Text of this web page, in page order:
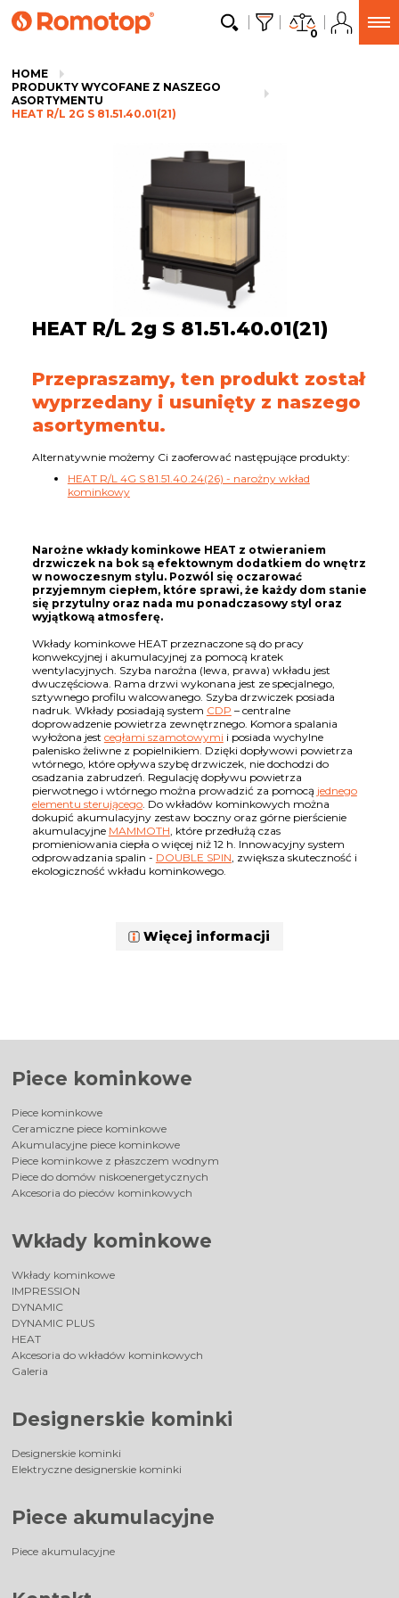
0
HOME
PRODUKTY WYCOFANE Z NASZEGO
ASORTYMENTU
HEAT R/L 2G S 81.51.40.01(21)
HEAT R/L 2g S 81.51.40.01(21)
Przepraszamy, ten produkt został
wyprzedany i usunięty z naszego
asortymentu.
Alternatywnie możemy Ci zaoferować następujące produkty:
HEAT R/L 4G S 81.51.40.24(26) - narożny wkład
kominkowy
Narożne wkłady kominkowe HEAT z otwieraniem
drzwiczek na bok są efektownym dodatkiem do wnętrz
w nowoczesnym stylu. Pozwól się oczarować
przyjemnym ciepłem, które sprawi, że każdy dom stanie
się przytulny oraz nada mu ponadczasowy styl oraz
wyjątkową atmosferę.
Wkłady kominkowe HEAT przeznaczone są do pracy
konwekcyjnej i akumulacyjnej za pomocą kratek
wentylacyjnych. Szyba narożna (lewa, prawa) wkładu jest
dwuczęściowa. Rama drzwi wykonana jest ze specjalnego,
sztywnego profilu walcowanego. Szyba drzwiczek posiada
nadruk. Wkłady posiadają system CDP – centralne
doprowadzenie powietrza zewnętrznego. Komora spalania
wyłożona jest cegłami szamotowymi i posiada wychylne
palenisko żeliwne z popielnikiem. Dzięki dopływowi powietrza
wtórnego, które opływa szybę drzwiczek, nie dochodzi do
osadzania zabrudzeń. Regulację dopływu powietrza
pierwotnego i wtórnego można prowadzić za pomocą jednego
elementu sterującego. Do wkładów kominkowych można
dokupić akumulacyjny zestaw boczny oraz górne pierścienie
akumulacyjne MAMMOTH, które przedłużą czas
promieniowania ciepła o więcej niż 12 h. Innowacyjny system
odprowadzania spalin - DOUBLE SPIN, zwiększa skuteczność i
ekologiczność wkładu kominkowego.
Więcej informacji
Piece kominkowe
Piece kominkowe
Ceramiczne piece kominkowe
Akumulacyjne piece kominkowe
Piece kominkowe z płaszczem wodnym
Piece do domów niskoenergetycznych
Akcesoria do pieców kominkowych
Wkłady kominkowe
Wkłady kominkowe
IMPRESSION
DYNAMIC
DYNAMIC PLUS
HEAT
Akcesoria do wkładów kominkowych
Galeria
Designerskie kominki
Designerskie kominki
Elektryczne designerskie kominki
Piece akumulacyjne
Piece akumulacyjne